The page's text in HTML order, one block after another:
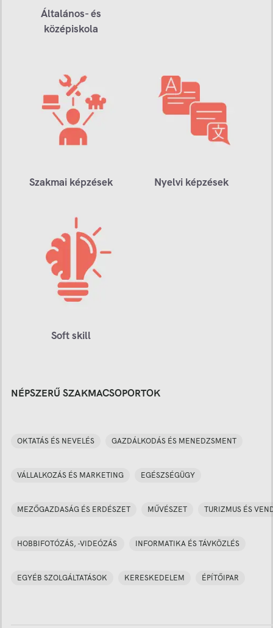
Általános- és
középiskola
Szakmai képzések Nyelvi képzések
Soft skill
NÉPSZERŰ SZAKMACSOPORTOK
OKTATÁS ÉS NEVELÉS GAZDÁLKODÁS ÉS MENEDZSMENT
VÁLLALKOZÁS ÉS MARKETING EGÉSZSÉGÜGY
MEZŐGAZDASÁG ÉS ERDÉSZET MŰVÉSZET TURIZMUS ÉS
HOBBIFOTÓZÁS, -VIDEÓZÁS INFORMATIKA ÉS TÁVKÖZLÉS
EGYÉB SZOLGÁLTATÁSOK KERESKEDELEM ÉPÍTŐIPAR